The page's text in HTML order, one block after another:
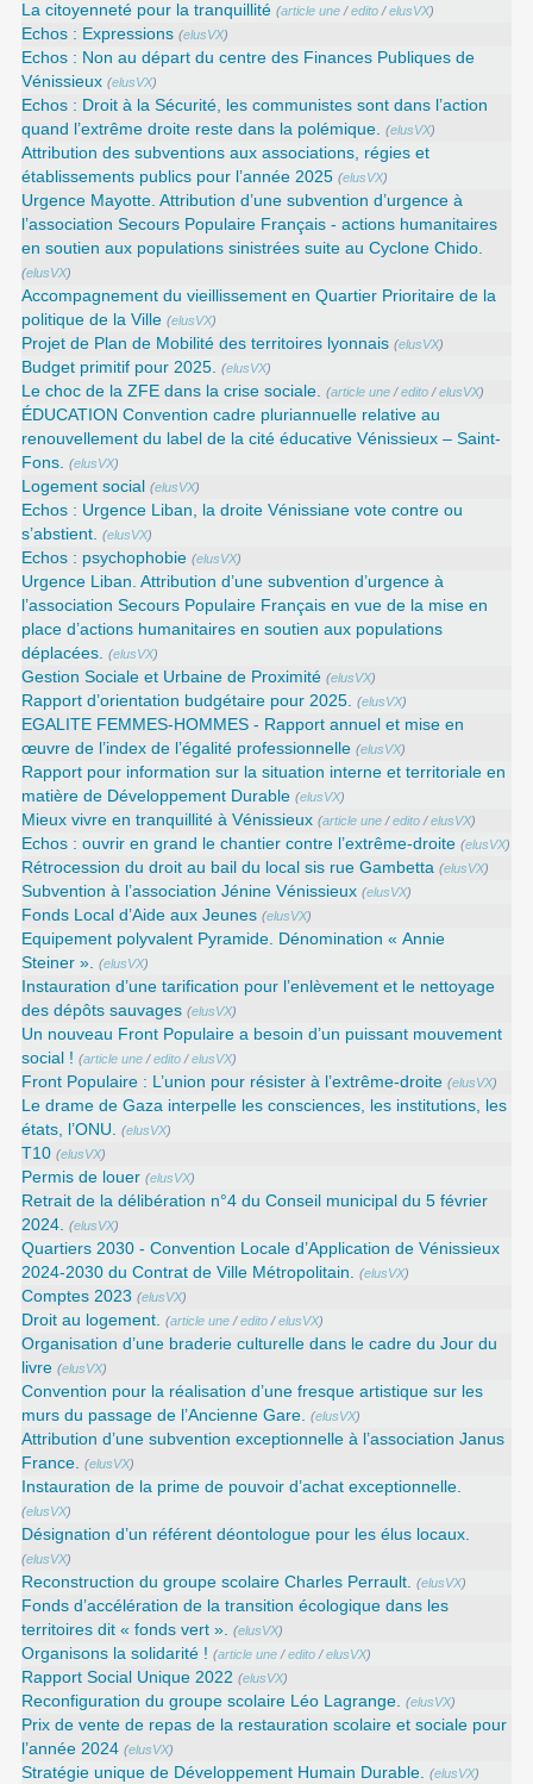
La citoyenneté pour la tranquillité (article une /edito /elusVX)
Echos : Expressions (elusVX)
Echos : Non au départ du centre des Finances Publiques de
Vénissieux (elusVX)
Echos : Droit à la Sécurité, les communistes sont dans l’action
quand l’extrême droite reste dans la polémique. (elusVX)
Attribution des subventions aux associations, régies et
établissements publics pour l’année 2025 (elusVX)
Urgence Mayotte. Attribution d’une subvention d’urgence à
l’association Secours Populaire Français - actions humanitaires
en soutien aux populations sinistrées suite au Cyclone Chido.
(elusVX)
Accompagnement du vieillissement en Quartier Prioritaire de la
politique de la Ville (elusVX)
Projet de Plan de Mobilité des territoires lyonnais (elusVX)
Budget primitif pour 2025. (elusVX)
Le choc de la ZFE dans la crise sociale. (article une /edito /elusVX)
ÉDUCATION Convention cadre pluriannuelle relative au
renouvellement du label de la cité éducative Vénissieux – Saint-
Fons. (elusVX)
Logement social (elusVX)
Echos : Urgence Liban, la droite Vénissiane vote contre ou
s’abstient. (elusVX)
Echos : psychophobie (elusVX)
Urgence Liban. Attribution d’une subvention d’urgence à
l’association Secours Populaire Français en vue de la mise en
place d’actions humanitaires en soutien aux populations
déplacées. (elusVX)
Gestion Sociale et Urbaine de Proximité (elusVX)
Rapport d’orientation budgétaire pour 2025. (elusVX)
EGALITE FEMMES-HOMMES - Rapport annuel et mise en
œuvre de l’index de l’égalité professionnelle (elusVX)
Rapport pour information sur la situation interne et territoriale en
matière de Développement Durable (elusVX)
Mieux vivre en tranquillité à Vénissieux (article une /edito /elusVX)
Echos : ouvrir en grand le chantier contre l’extrême-droite (elusVX)
Rétrocession du droit au bail du local sis rue Gambetta (elusVX)
Subvention à l’association Jénine Vénissieux (elusVX)
Fonds Local d’Aide aux Jeunes (elusVX)
Equipement polyvalent Pyramide. Dénomination « Annie
Steiner ». (elusVX)
Instauration d’une tarification pour l’enlèvement et le nettoyage
des dépôts sauvages (elusVX)
Un nouveau Front Populaire a besoin d’un puissant mouvement
social ! (article une /edito /elusVX)
Front Populaire : L’union pour résister à l’extrême-droite (elusVX)
Le drame de Gaza interpelle les consciences, les institutions, les
états, l’ONU. (elusVX)
T10 (elusVX)
Permis de louer (elusVX)
Retrait de la délibération n°4 du Conseil municipal du 5 février
2024. (elusVX)
Quartiers 2030 - Convention Locale d’Application de Vénissieux
2024-2030 du Contrat de Ville Métropolitain. (elusVX)
Comptes 2023 (elusVX)
Droit au logement. (article une /edito /elusVX)
Organisation d’une braderie culturelle dans le cadre du Jour du
livre (elusVX)
Convention pour la réalisation d’une fresque artistique sur les
murs du passage de l’Ancienne Gare. (elusVX)
Attribution d’une subvention exceptionnelle à l’association Janus
France. (elusVX)
Instauration de la prime de pouvoir d’achat exceptionnelle.
(elusVX)
Désignation d’un référent déontologue pour les élus locaux.
(elusVX)
Reconstruction du groupe scolaire Charles Perrault. (elusVX)
Fonds d’accélération de la transition écologique dans les
territoires dit « fonds vert ». (elusVX)
Organisons la solidarité ! (article une /edito /elusVX)
Rapport Social Unique 2022 (elusVX)
Reconfiguration du groupe scolaire Léo Lagrange. (elusVX)
Prix de vente de repas de la restauration scolaire et sociale pour
l’année 2024 (elusVX)
Stratégie unique de Développement Humain Durable. (elusVX)